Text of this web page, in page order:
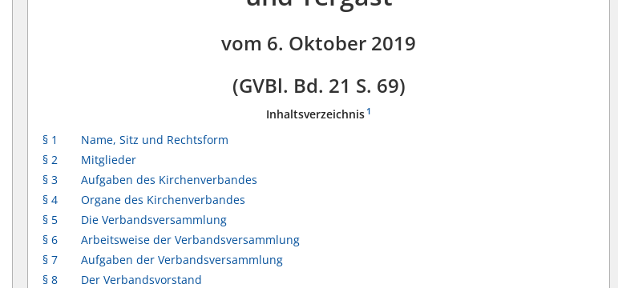
vom 6. Oktober 2019
(GVBl. Bd. 21 S. 69)
Inhaltsverzeichnis 1
§ 1
Name, Sitz und Rechtsform
§ 2
Mitglieder
§ 3
Aufgaben des Kirchenverbandes
§ 4
Organe des Kirchenverbandes
§ 5
Die Verbandsversammlung
§ 6
Arbeitsweise der Verbandsversammlung
§ 7
Aufgaben der Verbandsversammlung
§ 8
Der Verbandsvorstand